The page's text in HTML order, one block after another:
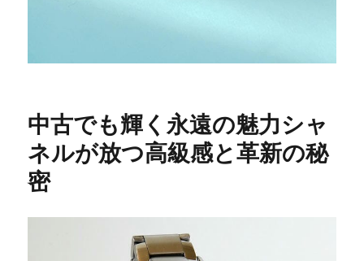
中古でも輝く永遠の魅力シャ
ネルが放つ高級感と革新の秘
密